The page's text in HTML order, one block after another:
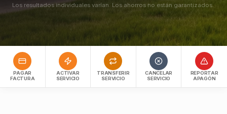
Los resultados individuales varían. Los ahorros no están garantizados.
PAGAR
FACTURA
ACTIVAR
SERVICIO
TRANSFERIR
SERVICIO
CANCELAR
SERVICIO
REPORTAR
APAGÓN